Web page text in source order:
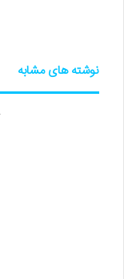
نوشته های مشابه